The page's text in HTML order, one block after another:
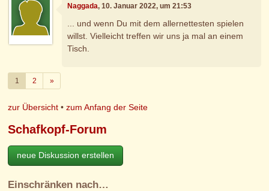
Naggada, 10. Januar 2022, um 21:53
... und wenn Du mit dem allernettesten spielen
willst. Vielleicht treffen wir uns ja mal an einem
Tisch.
1 2 »Weiter
zur Übersicht •zum Anfang der Seite
Schafkopf-Forum
neue Diskussion erstellen
Einschränken nach…